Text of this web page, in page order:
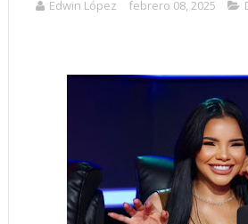
Edwin López febrero 08, 2025